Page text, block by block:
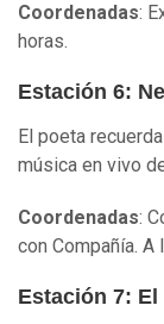
Coordenadas:
horas.
Estación 6:
El poeta
música en vivo
Coordenadas:
con Compañía. A
Estación 7: